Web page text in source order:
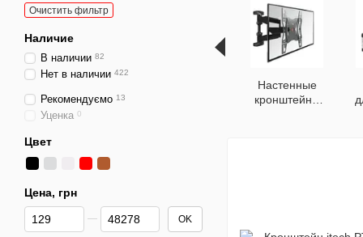
Настенные
кронштейны
Очистить фильтр
Наличие
В наличии 82
Нет в наличии 422
Рекомендуємо 13
Уценка 0
Цвет
Цена, грн
От Цена, грн
До Цена, грн OK